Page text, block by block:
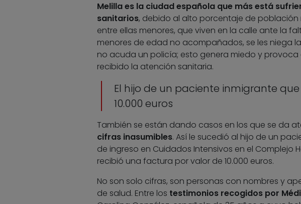
Melilla es la ciudad española que más está
sanitarios, debido al alto porcentaje de
entre ellas menores, que viven en la calle ante la
menores de edad no acompañados, se les niega
no acuda un policía; esto genera miedo y
recibido la atención sanitaria.
El hijo de un paciente inmigrante
10.000 euros
También se están dando casos en los que se da
cifras inasumibles. Así le sucedió al hijo de un
de ingreso en Cuidados Intensivos en el Complejo
recibió una factura por valor de 10.000 euros.
No son solo cifras, son personas con nombres y
de salud. Entre los testimonios recogidos por